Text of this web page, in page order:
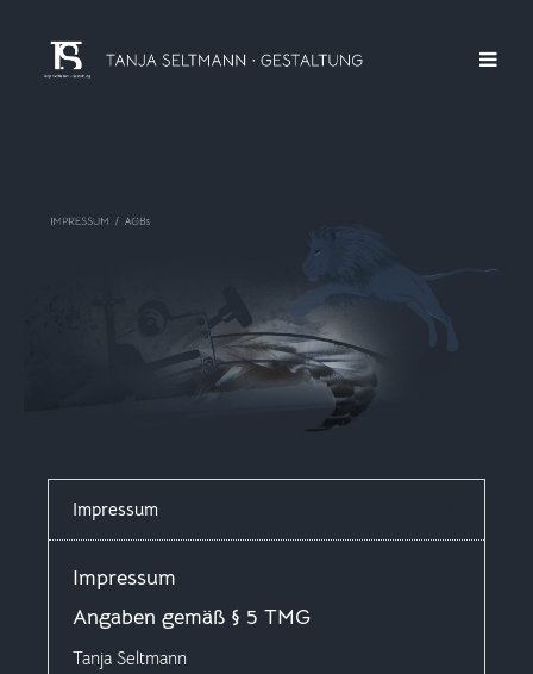
Impressum
Impressum
Angaben gemäß § 5 TMG
Tanja Seltmann